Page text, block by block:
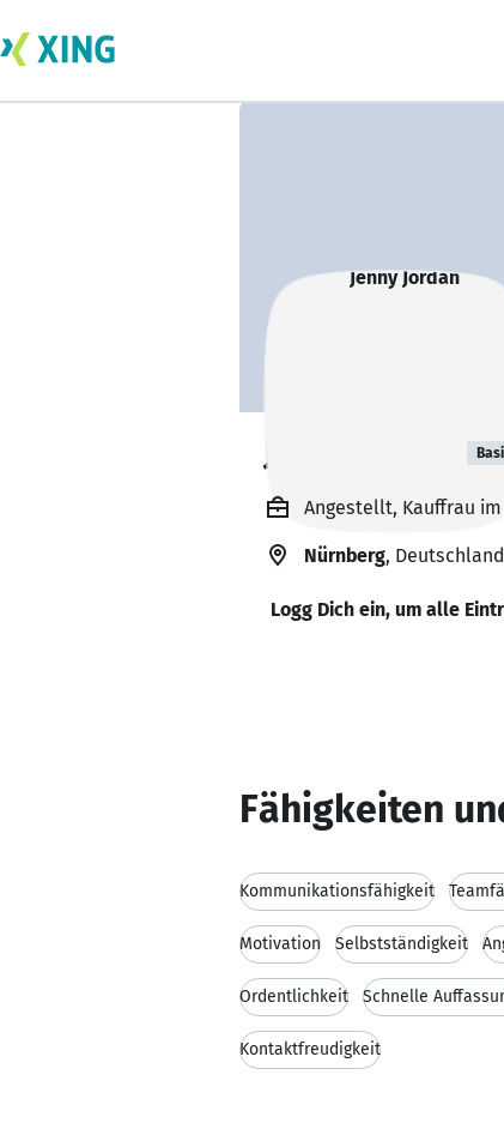
Jenny Jordan
Angestellt, Kauffrau im
Nürnberg, Deutschland
Logg Dich ein, um alle
Fähigkeiten
Kommunikationsfähigkeit
Motivation Selbstständigkeit
Ordentlichkeit Schnelle
Kontaktfreudigkeit